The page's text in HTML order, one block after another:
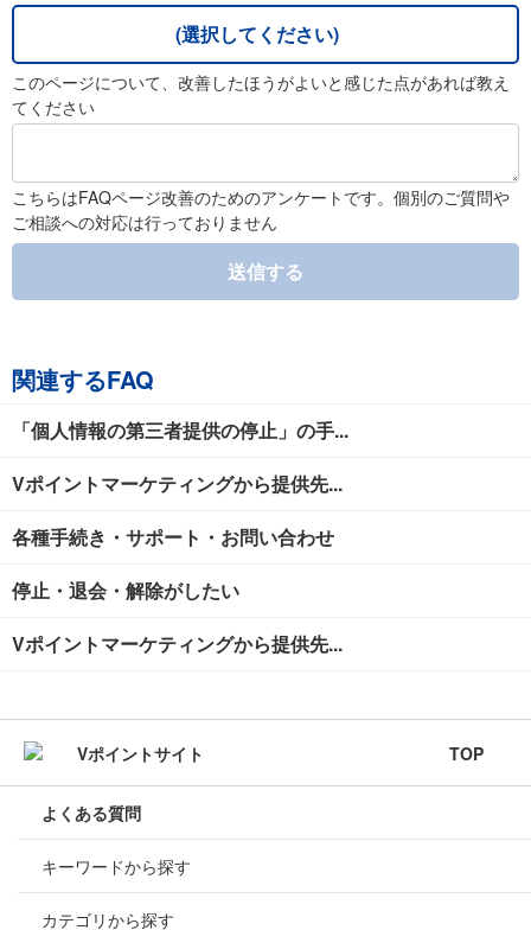
(選択してください)
このページについて、改善したほうがよいと感じた点があれば教え
てください
こちらはFAQページ改善のためのアンケートです。個別のご質問や
ご相談への対応は行っておりません
送信する
関連するFAQ
「個人情報の第三者提供の停止」の手...
Vポイントマーケティングから提供先...
各種手続き・サポート・お問い合わせ
停止・退会・解除がしたい
Vポイントマーケティングから提供先...
TOP
よくある質問
キーワードから探す
カテゴリから探す